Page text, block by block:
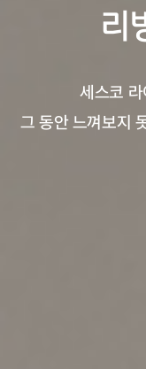
리
세스코
그 동안 느껴보지